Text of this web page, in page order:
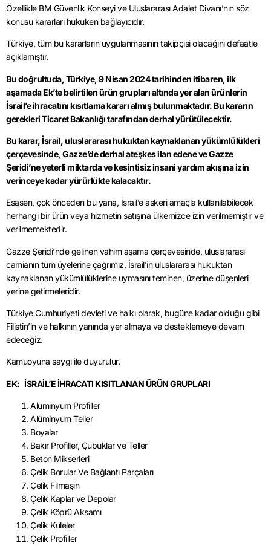
Özellikle BM Güvenlik Konseyi ve Uluslararası Adalet Divanı’nın söz
konusu kararları hukuken bağlayıcıdır.
Türkiye, tüm bu kararların uygulanmasının takipçisi olacağını defaatle
açıklamıştır.
Bu doğrultuda, Türkiye, 9 Nisan 2024 tarihinden itibaren, ilk
aşamada Ek’te belirtilen ürün grupları altında yer alan ürünlerin
İsrail’e ihracatını kısıtlama kararı almış bulunmaktadır. Bu kararın
gerekleri Ticaret Bakanlığı tarafından derhal yürütülecektir.
Bu karar, İsrail, uluslararası hukuktan kaynaklanan yükümlülükleri
çerçevesinde, Gazze’de derhal ateşkes ilan edene ve Gazze
Şeridi’ne yeterli miktarda ve kesintisiz insani yardım akışına izin
verinceye kadar yürürlükte kalacaktır.
Esasen, çok önceden bu yana, İsrail’e askeri amaçla kullanılabilecek
herhangi bir ürün veya hizmetin satışına ülkemizce izin verilmemiştir ve
verilmemektedir.
Gazze Şeridi’nde gelinen vahim aşama çerçevesinde, uluslararası
camianın tüm üyelerine çağrımız, İsrail’in uluslararası hukuktan
kaynaklanan yükümlülüklerine uymasını teminen, üzerine düşenleri
yerine getirmeleridir.
Türkiye Cumhuriyeti devleti ve halkı olarak, bugüne kadar olduğu gibi
Filistin’in ve halkının yanında yer almaya ve desteklemeye devam
edeceğiz.
Kamuoyuna saygı ile duyurulur.
EK: İSRAİL’E İHRACATI KISITLANAN ÜRÜN GRUPLARI
Alüminyum Profiller
Alüminyum Teller
Boyalar
Bakır Profiller, Çubuklar ve Teller
Beton Mikserleri
Çelik Borular Ve Bağlantı Parçaları
Çelik Filmaşin
Çelik Kaplar ve Depolar
Çelik Köprü Aksamı
Çelik Kuleler
Çelik Profiller